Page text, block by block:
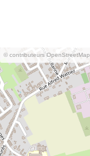
© contributeurs OpenStreetMap